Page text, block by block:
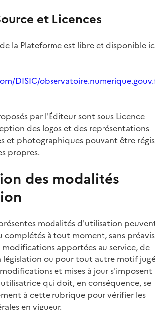
et Licences
la Plateforme est libre et disponible
DISIC/
par l'Éditeur sont sous Licence
des logos et des représentations
et photographiques pouvant être régis
propres.
des modalités
modalités d'utilisation
complétés à tout moment, sans
apportées au service, de
législation ou pour tout autre motif jugé
modifications et mises à jour s'imposent
qui doit, en conséquence, se
à cette rubrique pour vérifier les
en vigueur.